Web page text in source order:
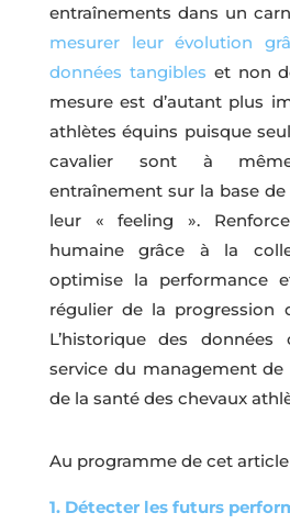
entraînements dans un
mesurer leur évolution
données tangibles et non
mesure est d’autant plus
athlètes équins puisque
cavalier sont à
entraînement sur la base
leur « feeling ».
humaine grâce à la
optimise la performance
régulier de la progression
L’historique des
service du management
de la santé des chevaux
Au programme de cet article
1. Détecter les futurs